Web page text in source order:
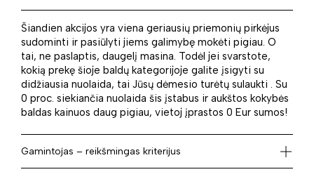
Šiandien akcijos yra viena geriausių priemonių pirkėjus
sudominti ir pasiūlyti jiems galimybę mokėti pigiau. O
tai, ne paslaptis, daugelį masina. Todėl jei svarstote,
kokią prekę šioje baldų kategorijoje galite įsigyti su
didžiausia nuolaida, tai Jūsų dėmesio turėtų sulaukti . Su
0 proc. siekiančia nuolaida šis įstabus ir aukštos kokybės
baldas kainuos daug pigiau, vietoj įprastos 0 Eur sumos!
Gamintojas – reikšmingas kriterijus